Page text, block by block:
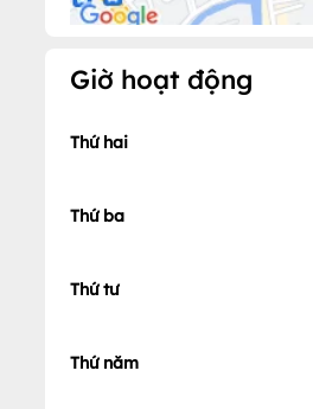
Giờ hoạt động
Thứ hai
Thứ ba
Thứ tư
Thứ năm